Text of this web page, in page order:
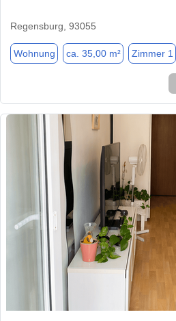
Regensburg, 93055
Wohnung ca. 35,00 m² Zimmer 1